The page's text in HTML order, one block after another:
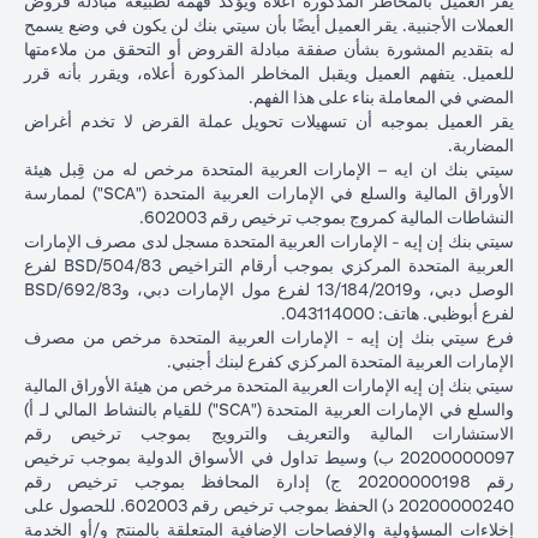
بعد شهر
واحد
إجمالي
الربح /
الخسارة
إجمالي الخسارة =
1,959.18 دولار
دولار أمريكي ناقص
102,125.85 دولار
أمريكي)
إجمالي الربح =
83.34 دولار
أمريكي
(100,166.67 دولار
أمريكي ناقص
100,083.33 دولار
أمريكي)
إجمالي الربح
2,045.75
دولار
98,120.92)
الأسعار المذكورة في الجدول التوضيحي أعلاه (أ) تشمل الفارق السعري
المستحق البنك؛ و (ب) لا تدل على أسعار الفائدة السابقة أو المستقبلية أو
أسعار الصرف الفورية.
يرجى ملاحظة النقاط التالية عند إجراء معاملات تحويل عملة القرض:
تتوقف قدرتك على القيام بمعاملات تحويل عملة القرض على توافر
هامش كافٍ في محفظتك، ذلك أن نقص الهامش الناتج عن ارتفاع قيمة
عملة القرض الحالية من شأنه أن يؤثر على قدرتك على إجراء معاملات
تحويل عملة القرض. قد تتطلب معاملات تحويل عملة القرض إيداع أموال
إضافية (طلب الهامش) بسبب تقلبات العملات الأجنبية، مما يؤدي إلى
ارتفاع قيمة عملة القرض الجديدة مقابل عملة قرضك السابقة.
تأتي عملات القروض المختلفة بأسعار فائدة مختلفة، بعضها أعلى وبعضها
العملات الأجنبية. يقر العميل أيضًا بأن سيتي بنك لن يكون في وضع يسمح
له بتقديم المشورة بشأن صفقة مبادلة القروض أو التحقق من ملاءمتها
للعميل. يتفهم العميل ويقبل المخاطر المذكورة أعلاه، ويقرر بأنه قرر
المضي في المعاملة بناء على هذا الفهم.
يقر العميل بموجبه أن تسهيلات تحويل عملة القرض لا تخدم أغراض
المضاربة.
سيتي بنك ان ايه – الإمارات العربية المتحدة مرخص له من قِبل هيئة
الأوراق المالية والسلع في الإمارات العربية المتحدة ("SCA") لممارسة
النشاطات المالية كمروج بموجب ترخيص رقم 602003.
سيتي بنك إن إيه - الإمارات العربية المتحدة مسجل لدى مصرف الإمارات
العربية المتحدة المركزي بموجب أرقام التراخيص BSD/504/83 لفرع
الوصل دبي، و13/184/2019 لفرع مول الإمارات دبي، وBSD/692/83
لفرع أبوظبي. هاتف: 043114000.
فرع سيتي بنك إن إيه - الإمارات العربية المتحدة مرخص من مصرف
الإمارات العربية المتحدة المركزي كفرع لبنك أجنبي.
سيتي بنك إن إيه الإمارات العربية المتحدة مرخص من هيئة الأوراق المالية
والسلع في الإمارات العربية المتحدة ("SCA") للقيام بالنشاط المالي لـ أ)
الاستشارات المالية والتعريف والترويج بموجب ترخيص رقم
20200000097 ب) وسيط تداول في الأسواق الدولية بموجب ترخيص
رقم 20200000198 ج) إدارة المحافظ بموجب ترخيص رقم
20200000240 د) الحفظ بموجب ترخيص رقم 602003. للحصول على
إخلاءات المسؤولية والإفصاحات الإضافية المتعلقة بالمنتج و/أو الخدمة